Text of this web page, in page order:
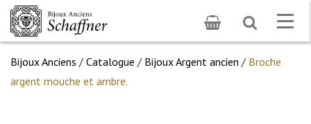
Toggle
search
Bijoux Anciens / Catalogue / Bijoux Argent ancien / Broche
argent mouche et ambre.